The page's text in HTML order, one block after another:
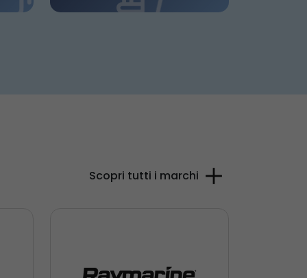
Scopri tutti i marchi